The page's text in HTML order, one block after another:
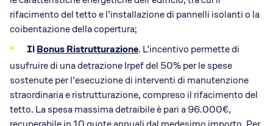
rifacimento del tetto e l’installazione di pannelli isolanti o la
coibentazione della copertura;
IlBonus Ristrutturazione. L’incentivo permette di
usufruire di una detrazione Irpef del 50% per le spese
sostenute per l’esecuzione di interventi di manutenzione
straordinaria e ristrutturazione, compreso il rifacimento del
tetto. La spesa massima detraibile è pari a 96.000€,